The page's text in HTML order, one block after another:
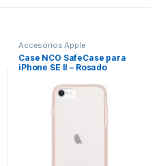
Accesorios Apple
Case NCO SafeCase para
iPhone SE II – Rosado